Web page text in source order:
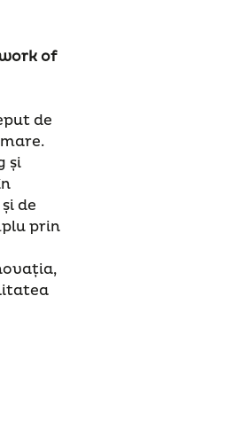
of
de
și
de
prin